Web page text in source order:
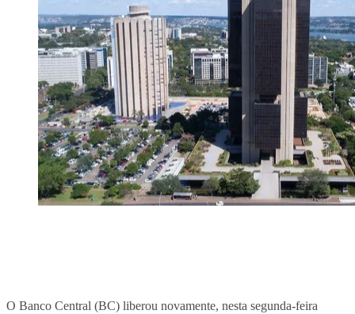
O Banco Central (BC) liberou novamente, nesta segunda-feira